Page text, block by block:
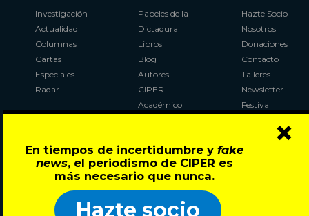
En tiempos de incertidumbre y fake
news, el periodismo de CIPER es
más necesario que nunca.
Hazte socio
×
Investigación
Actualidad
Columnas
Cartas
Especiales
Radar
Papeles de la
Dictadura
Libros
Blog
Autores
CIPER
Académico
Al Plebiscito
con CIPER
Hazte Socio
Nosotros
Donaciones
Contacto
Talleres
Newsletter
Festival